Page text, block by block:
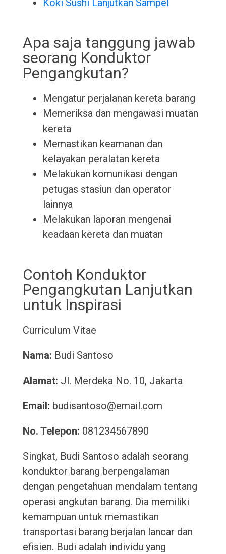
Koki Sushi Lanjutkan Sampel
Apa saja tanggung jawab
seorang Konduktor
Pengangkutan?
Mengatur perjalanan kereta barang
Memeriksa dan mengawasi muatan
kereta
Memastikan keamanan dan
kelayakan peralatan kereta
Melakukan komunikasi dengan
petugas stasiun dan operator
lainnya
Melakukan laporan mengenai
keadaan kereta dan muatan
Contoh Konduktor
Pengangkutan Lanjutkan
untuk Inspirasi
Curriculum Vitae
Nama: Budi Santoso
Alamat: Jl. Merdeka No. 10, Jakarta
Email: budisantoso@email.com
No. Telepon: 081234567890
Singkat, Budi Santoso adalah seorang
konduktor barang berpengalaman
dengan pengetahuan mendalam tentang
operasi angkutan barang. Dia memiliki
kemampuan untuk memastikan
transportasi barang berjalan lancar dan
efisien. Budi adalah individu yang